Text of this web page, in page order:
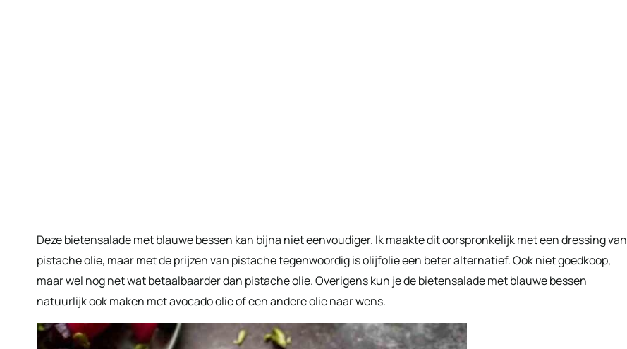
Deze bietensalade met blauwe bessen kan bijna niet eenvoudiger. Ik maakte dit oorspronkelijk met een dressing van
pistache olie, maar met de prijzen van pistache tegenwoordig is olijfolie een beter alternatief. Ook niet goedkoop,
maar wel nog net wat betaalbaarder dan pistache olie. Overigens kun je de bietensalade met blauwe bessen
natuurlijk ook maken met avocado olie of een andere olie naar wens.